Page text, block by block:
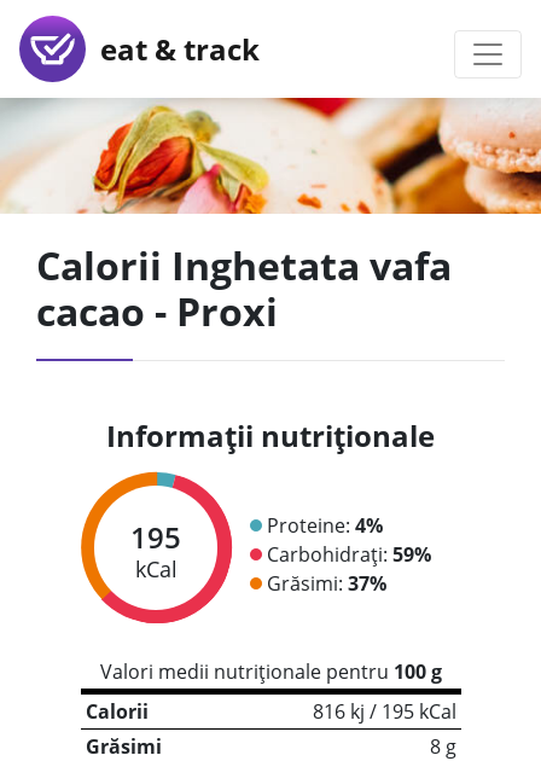
eat & track
Calorii Inghetata vafa
cacao - Proxi
Informații nutriționale
195
kCal
Proteine: 4%
Carbohidrați: 59%
Grăsimi: 37%
Valori medii nutriționale pentru 100 g
Calorii
816 kj / 195 kCal
Grăsimi
8 g